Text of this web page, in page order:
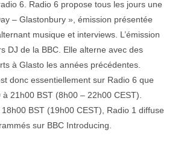
6. Radio 6 propose tous les jours une
– Glastonbury », émission présentée
musique et interviews. L’émission
DJ de la BBC. Elle alterne avec des
à Glasto les années précédentes.
donc essentiellement sur Radio 6 que
21h00 BST (8h00 – 22h00 CEST).
BST (19h00 CEST), Radio 1 diffuse
sur BBC Introducing.